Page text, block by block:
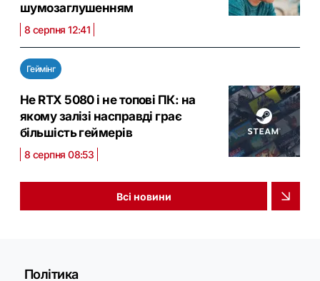
шумозаглушенням
8 серпня 12:41
Геймінг
Не RTX 5080 і не топові ПК: на
якому залізі насправді грає
більшість геймерів
8 серпня 08:53
Всі новини
Політика